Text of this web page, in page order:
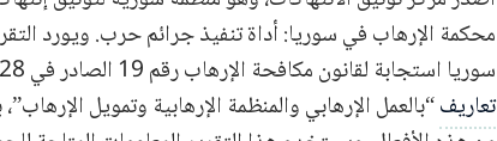
محكمة الإرهاب في سوريا: أداة تنفيذ جرائم حرب. ويورد
سوريا استجابة لقانون مكافحة الإرهاب رقم 19 الصادر في 28 حزيران/يونيو 2012، والذي تضمّن في مواده
تعاريف“بالعمل الإرهابي والمنظمة الإرهابية وتمويل